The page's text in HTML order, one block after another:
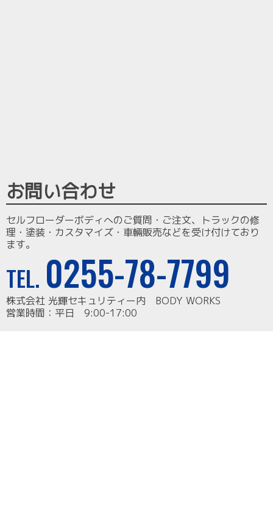
お問い合わせ
セルフローダーボディへのご質問・ご注文、トラックの修
理・塗装・カスタマイズ・車輛販売などを受け付けており
ます。
TEL. 0255-78-7799
株式会社 光輝セキュリティー内 BODY WORKS
営業時間：平日 9:00-17:00